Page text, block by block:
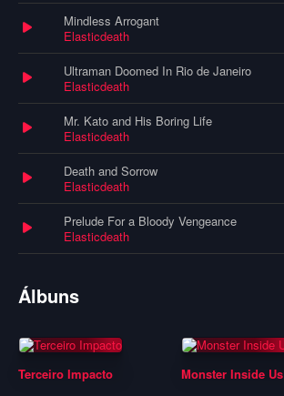
Mindless Arrogant
Elasticdeath
Ultraman Doomed In Rio de Janeiro
Elasticdeath
Mr. Kato and His Boring Life
Elasticdeath
Death and Sorrow
Elasticdeath
Prelude For a Bloody Vengeance
Elasticdeath
Álbuns
Terceiro Impacto Monster Inside Us